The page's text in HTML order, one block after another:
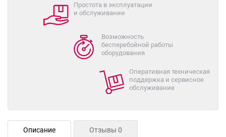
Простота в эксплуатации
и обслуживании
Возможность
бесперебойной работы
оборудования
Оперативная техническая
поддержка и сервисное
обслуживание
Описание Отзывы 0